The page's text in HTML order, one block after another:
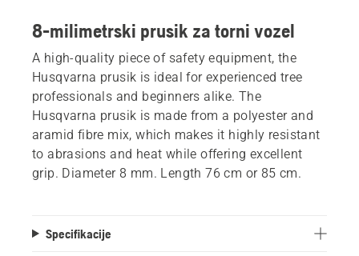
8-milimetrski prusik za torni vozel
A high-quality piece of safety equipment, the
Husqvarna prusik is ideal for experienced tree
professionals and beginners alike. The
Husqvarna prusik is made from a polyester and
aramid fibre mix, which makes it highly resistant
to abrasions and heat while offering excellent
grip. Diameter 8 mm. Length 76 cm or 85 cm.
Specifikacije